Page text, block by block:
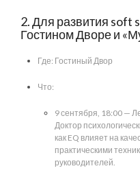
2. Для развития soft
Гостином Дворе и
Где: Гостиный Двор
Что:
9 сентября, 18:00 —
Доктор
как EQ влияет на
практическими
руководителей.